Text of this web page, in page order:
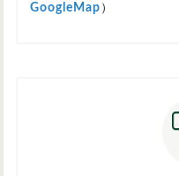
GoogleMap ）